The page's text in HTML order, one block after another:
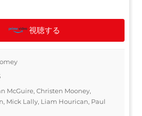
視聴する
McGuire, Christen Mooney,
Mick Lally, Liam Hourican, Paul